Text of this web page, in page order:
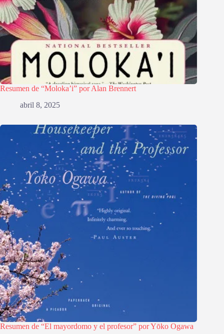
Resumen de “Moloka’i” por Alan Brennert
abril 8, 2025
Resumen de “El mayordomo y el profesor” por Yōko Ogawa